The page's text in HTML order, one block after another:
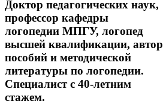
Доктор педагогических наук,
профессор кафедры
логопедии МПГУ, логопед
высшей квалификации, автор
пособий и методической
литературы по логопедии.
Специалист с 40-летним
стажем.